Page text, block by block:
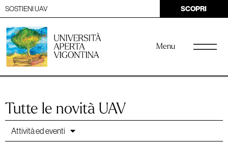
SOSTIENI UAV SCOPRI
Menu
Tutte le novità UAV
Attività ed eventi